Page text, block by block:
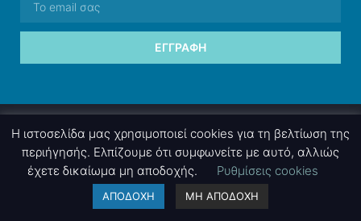
ΕΓΓΡΑΦΉ
nettings, ltd . Powered bymgk
Η ιστοσελίδα μας χρησιμοποιεί cookies για τη βελτίωση της
περιήγησής. Ελπίζουμε ότι συμφωνείτε με αυτό, αλλιώς
έχετε δικαίωμα μη αποδοχής.
Ρυθμίσεις cookies
ΑΠΟΔΟΧΗ ΜΗ ΑΠΟΔΟΧΗ